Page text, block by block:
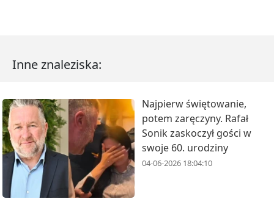
Inne znaleziska:
Najpierw świętowanie,
potem zaręczyny. Rafał
Sonik zaskoczył gości w
swoje 60. urodziny
04-06-2026 18:04:10